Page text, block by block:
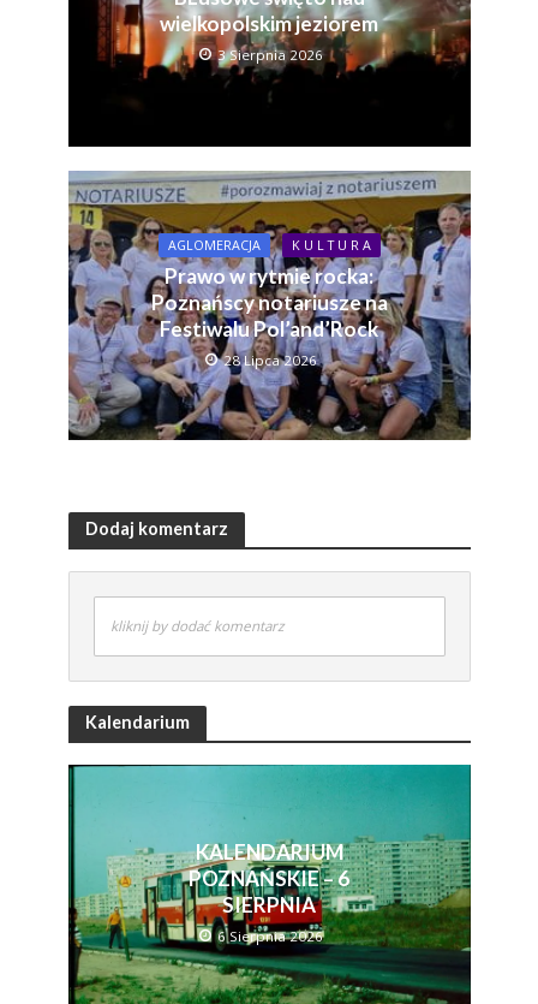
wielkopolskim jeziorem
3 Sierpnia 2026
AGLOMERACJA K U L T U R A
Prawo w rytmie rocka:
Poznańscy notariusze na
Festiwalu Pol’and’Rock
28 Lipca 2026
Dodaj komentarz
kliknij by dodać komentarz
Kalendarium
KALENDARIUM
POZNAŃSKIE – 6
SIERPNIA
6 Sierpnia 2026